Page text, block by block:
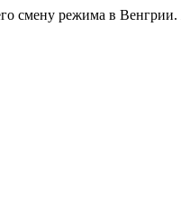
смену режима в Венгрии.